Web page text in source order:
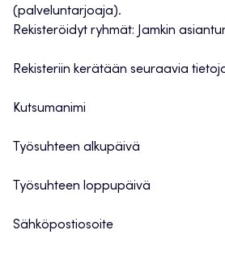
(palveluntarjoaja).
Rekisteröidyt ryhmät: Jamkin
Rekisteriin kerätään seuraavia
Kutsumanimi
Työsuhteen alkupäivä
Työsuhteen loppupäivä
Sähköpostiosoite